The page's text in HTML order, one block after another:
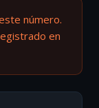
número.
en